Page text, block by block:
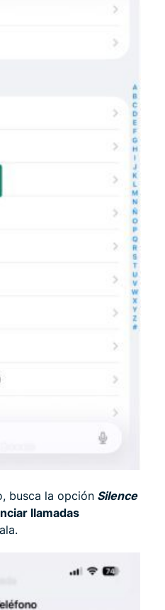
busca la opción Silence
llamadas